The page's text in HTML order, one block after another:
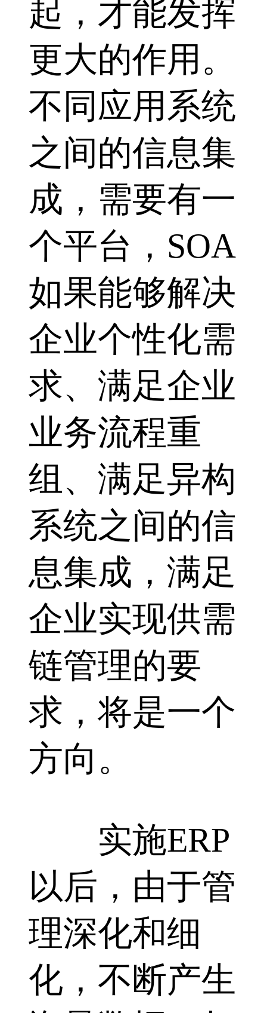
起，才能发挥
更大的作用。
不同应用系统
之间的信息集
成，需要有一
个平台，SOA
如果能够解决
企业个性化需
求、满足企业
业务流程重
组、满足异构
系统之间的信
息集成，满足
企业实现供需
链管理的要
求，将是一个
方向。
实施ERP
以后，由于管
理深化和细
化，不断产生